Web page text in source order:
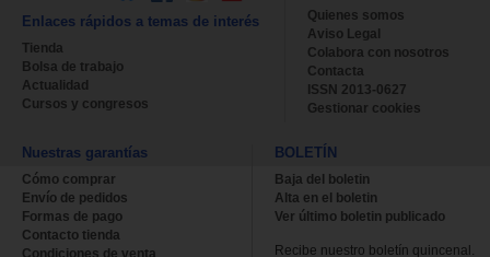
Enlaces rápidos a temas de interés
Tienda
Bolsa de trabajo
Actualidad
Cursos y congresos
Quienes somos
Aviso Legal
Colabora con nosotros
Contacta
ISSN 2013-0627
Gestionar cookies
Nuestras garantías
Cómo comprar
Envío de pedidos
Formas de pago
Contacto tienda
Condiciones de venta
BOLETÍN
Baja del boletin
Alta en el boletin
Ver último boletin publicado
Recibe nuestro boletín quincenal.